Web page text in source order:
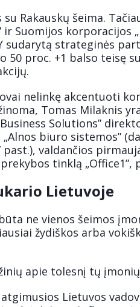
su Rakauskų šeima.
Suomijos korporacijos
sudarytą strateginės
50 proc. +1 balso teisę
nelinkę akcentuoti
Tomas Milaknis
Solutions”
biuro sistemos”
past.), valdančios
tinklą „Office1”,
Lietuvoje
ne vienos šeimos
žydiškos arba
apie tolesnį tų
Lietuvos